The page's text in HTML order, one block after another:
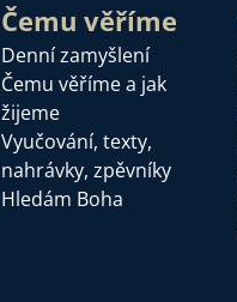
Čemu věříme
Denní zamyšlení
Čemu věříme a jak
žijeme
Vyučování, texty,
nahrávky, zpěvníky
Hledám Boha